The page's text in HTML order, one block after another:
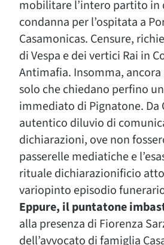
mobilitare l’intero partito in
condanna per l’ospitata a
Casamonicas. Censure,
di Vespa e dei vertici Rai in
Antimafia. Insomma,
solo che chiedano perfino
immediato di Pignatone. Da
autentico diluvio di
dichiarazioni, ove non
passerelle mediatiche e
rituale dichiarazionificio
variopinto episodio
Eppure, il puntatone
alla presenza di Fiorenza
dell’avvocato di famiglia